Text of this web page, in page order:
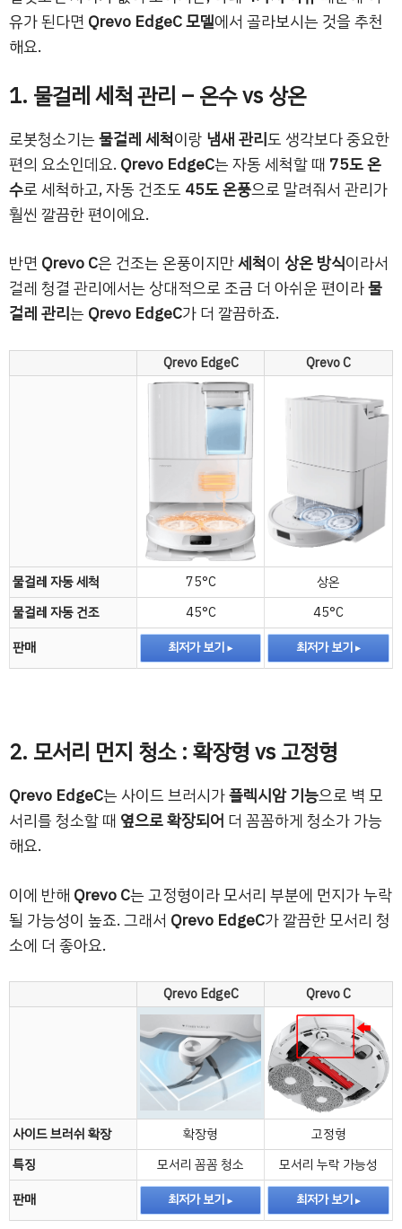
유가 된다면 Qrevo EdgeC 모델에서 골라보시는 것을 추천
해요.
1. 물걸레 세척 관리 – 온수 vs 상온
로봇청소기는물걸레 세척이랑 냄새 관리도 생각보다 중요한
편의 요소인데요. Qrevo EdgeC는 자동 세척할 때 75도 온
수로 세척하고, 자동 건조도 45도 온풍으로 말려줘서 관리가
훨씬 깔끔한 편이에요.
반면 Qrevo C은 건조는 온풍이지만세척이 상온 방식이라서
걸레 청결 관리에서는 상대적으로 조금 더 아쉬운 편이라물
걸레 관리는 Qrevo EdgeC가 더 깔끔하죠.
Qrevo EdgeC Qrevo C
물걸레 자동 세척 75°C
상온
물걸레 자동 건조
45°C
45°C
판매
최저가 보기 최저가 보기
2. 모서리 먼지 청소 : 확장형 vs 고정형
Qrevo EdgeC는 사이드 브러시가플렉시암 기능으로 벽 모
서리를 청소할 때 옆으로 확장되어 더 꼼꼼하게 청소가 가능
해요.
이에 반해 Qrevo C는 고정형이라 모서리 부분에 먼지가 누락
될 가능성이 높죠. 그래서 Qrevo EdgeC가 깔끔한 모서리 청
소에 더 좋아요.
Qrevo EdgeC Qrevo C
사이드 브러쉬 확장 확장형
고정형
특징
모서리 꼼꼼 청소
모서리 누락 가능성
판매
최저가 보기 최저가 보기